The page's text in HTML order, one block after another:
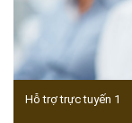
Hỗ trợ trực tuyến 1